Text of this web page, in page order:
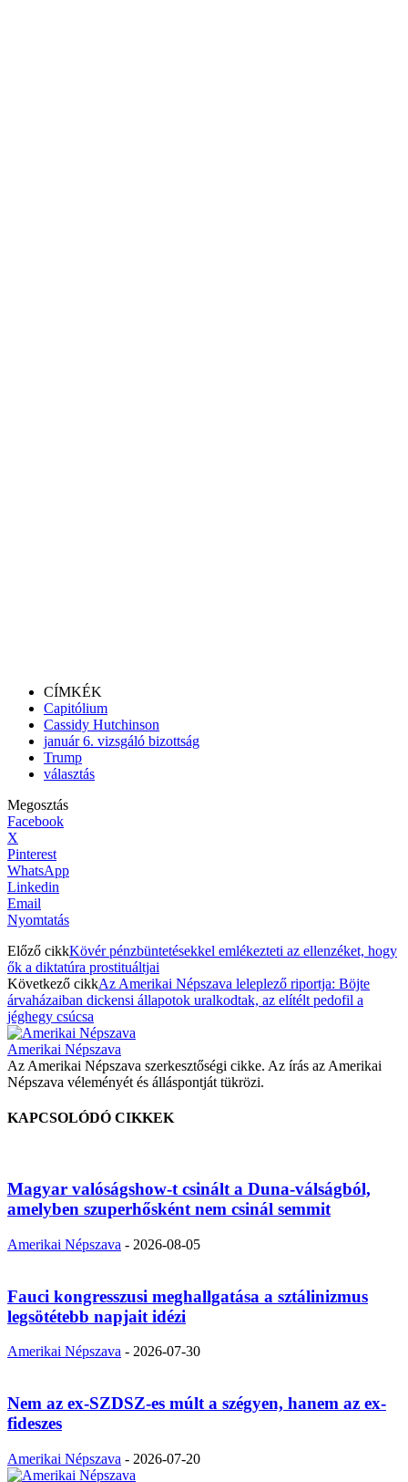
CÍMKÉK
Capitólium
Cassidy Hutchinson
január 6. vizsgáló bizottság
Trump
választás
Megosztás
Facebook
X
Pinterest
WhatsApp
Linkedin
Email
Nyomtatás
Előző cikkKövér pénzbüntetésekkel emlékezteti az ellenzéket, hogy
ők a diktatúra prostituáltjai
Következő cikkAz Amerikai Népszava leleplező riportja: Böjte
árvaházaiban dickensi állapotok uralkodtak, az elítélt pedofil a
jéghegy csúcsa
Amerikai Népszava
Az Amerikai Népszava szerkesztőségi cikke. Az írás az Amerikai
Népszava véleményét és álláspontját tükrözi.
KAPCSOLÓDÓ CIKKEK
Magyar valóságshow-t csinált a Duna-válságból,
amelyben szuperhősként nem csinál semmit
Amerikai Népszava - 2026-08-05
Fauci kongresszusi meghallgatása a sztálinizmus
legsötétebb napjait idézi
Amerikai Népszava - 2026-07-30
Nem az ex-SZDSZ-es múlt a szégyen, hanem az ex-
fideszes
Amerikai Népszava - 2026-07-20